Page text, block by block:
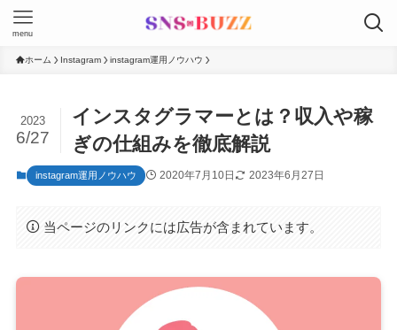
menu
ホーム Instagram instagram運用ノウハウ
インスタグラマーとは？収入や稼
ぎの仕組みを徹底解説
2023
6/27
instagram運用ノウハウ 2020年7月10日 2023年6月27日
当ページのリンクには広告が含まれています。